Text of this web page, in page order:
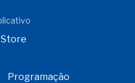
Programação